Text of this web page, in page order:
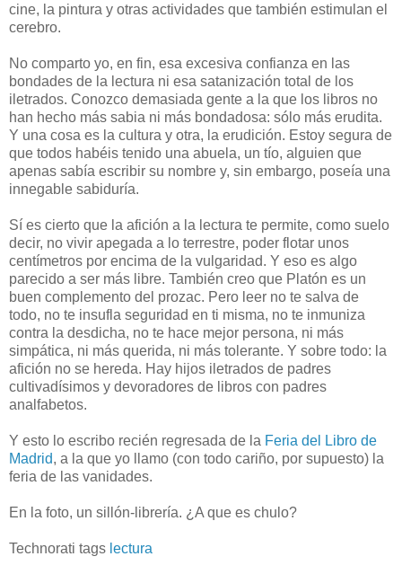
cine, la pintura y otras actividades que también estimulan el
cerebro.
No comparto yo, en fin, esa excesiva confianza en las
bondades de la lectura ni esa satanización total de los
iletrados. Conozco demasiada gente a la que los libros no
han hecho más sabia ni más bondadosa: sólo más erudita.
Y una cosa es la cultura y otra, la erudición. Estoy segura de
que todos habéis tenido una abuela, un tío, alguien que
apenas sabía escribir su nombre y, sin embargo, poseía una
innegable sabiduría.
Sí es cierto que la afición a la lectura te permite, como suelo
decir, no vivir apegada a lo terrestre, poder flotar unos
centímetros por encima de la vulgaridad. Y eso es algo
parecido a ser más libre. También creo que Platón es un
buen complemento del prozac. Pero leer no te salva de
todo, no te insufla seguridad en ti misma, no te inmuniza
contra la desdicha, no te hace mejor persona, ni más
simpática, ni más querida, ni más tolerante. Y sobre todo: la
afición no se hereda. Hay hijos iletrados de padres
cultivadísimos y devoradores de libros con padres
analfabetos.
Y esto lo escribo recién regresada de la Feria del Libro de
Madrid, a la que yo llamo (con todo cariño, por supuesto) la
feria de las vanidades.
En la foto, un sillón-librería. ¿A que es chulo?
Technorati tags lectura